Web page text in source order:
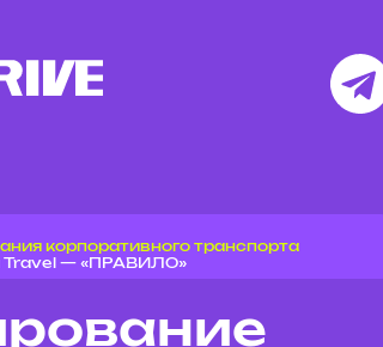
корпоративного транспорта
Travel — «ПРАВИЛО»